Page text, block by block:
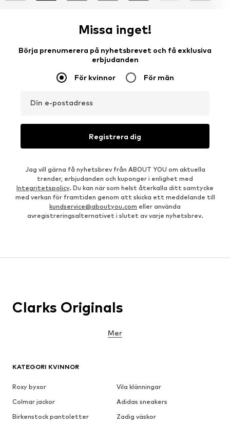
Missa inget!
Börja prenumerera på nyhetsbrevet och få exklusiva
erbjudanden
För kvinnor För män
Din e-postadress
Registrera dig
Jag vill gärna få nyhetsbrev från ABOUT YOU om aktuella
trender, erbjudanden och kuponger i enlighet med
Integritetspolicy. Du kan när som helst återkalla ditt samtycke
med verkan för framtiden genom att skicka ett meddelande till
kundservice@aboutyou.com eller använda
avregistreringsalternativet i slutet av varje nyhetsbrev.
KATEGORI KVINNOR
Roxy byxor
Vila klänningar
Colmar jackor
Adidas sneakers
Birkenstock pantoletter
Zadig väskor
Clarks Originals
Mer